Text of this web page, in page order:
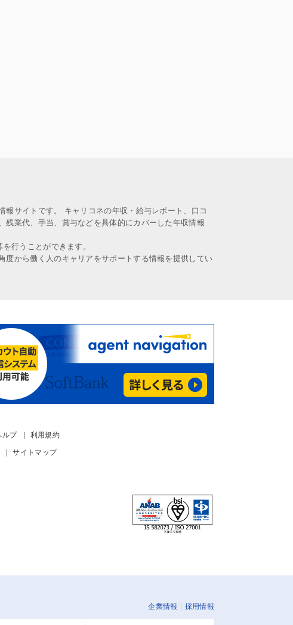
サイトです。 キャリコネの年収・給与レポート、口コ
業代、手当、賞与などを具体的にカバーした年収情報
行うことができます。
から働く人のキャリアをサポートする情報を提供してい
ルプ
利用規約
サイトマップ
企業情報 採用情報